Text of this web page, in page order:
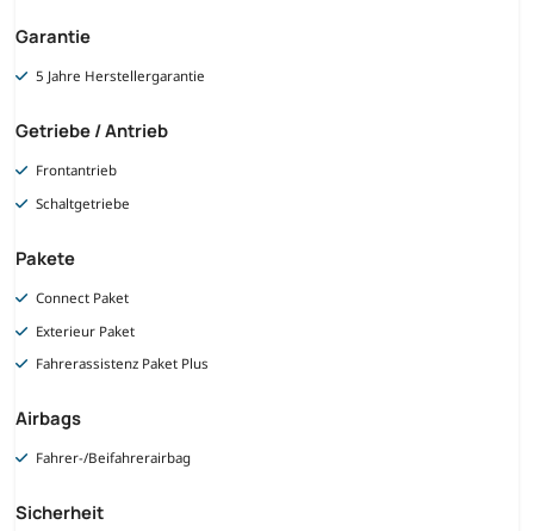
Garantie
5 Jahre Herstellergarantie
Getriebe / Antrieb
Frontantrieb
Schaltgetriebe
Pakete
Connect Paket
Exterieur Paket
Fahrerassistenz Paket Plus
Airbags
Fahrer-/Beifahrerairbag
Sicherheit